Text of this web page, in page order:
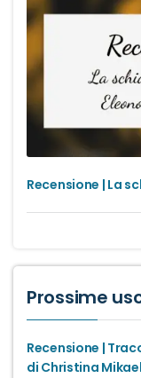
Recensione | La
Prossime
Recensione |
di Christina